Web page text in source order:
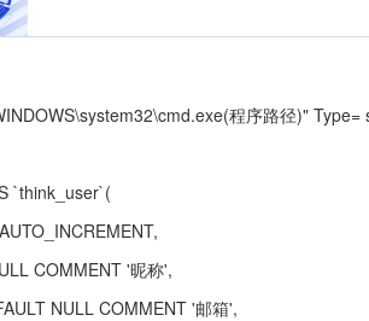
程序路径)"
`think_user`(
COMMENT '昵称',
NULL COMMENT '邮箱',